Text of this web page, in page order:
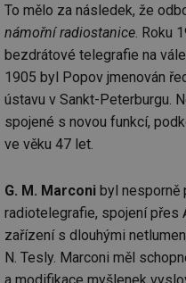
To mělo za následek, že
námořní radiostanice . Roku
bezdrátové telegrafie na
1905 byl Popov jmenován
ústavu v Sankt-Peterburgu.
spojené s novou funkcí,
ve věku 47 let.
G. M. Marconi byl nesporně
radiotelegrafie, spojení přes
zařízení s dlouhými
N. Tesly. Marconi měl